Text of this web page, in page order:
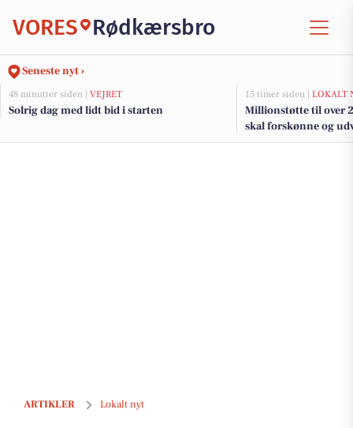
VORES Rødkærsbro
Seneste nyt ›
48 minutter siden | VEJRET
Solrig dag med lidt bid i starten
15 timer siden | LOKALT
Millionstøtte til over
skal forskønne og
Kommunes mindre
ARTIKLER Lokalt nyt
Lukke­dage hos Viborg Kommunes administration, men digitale